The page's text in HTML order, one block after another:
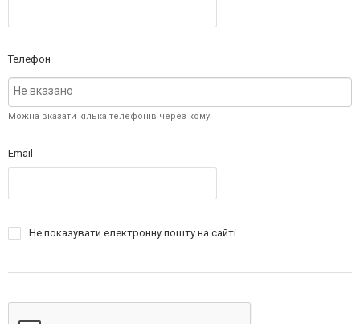
Телефон
Можна вказати кілька телефонів через кому.
Email
Нe показувати електронну пошту на сайті